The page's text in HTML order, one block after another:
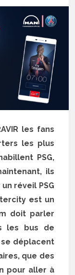
les fans
les plus
PSG,
ils
réveil PSG
est un
doit parler
les bus de
déplacent
que des
pour aller à